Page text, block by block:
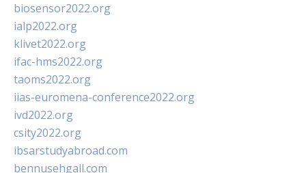
biosensor2022.org
ialp2022.org
klivet2022.org
ifac-hms2022.org
taoms2022.org
iias-euromena-conference2022.org
ivd2022.org
csity2022.org
ibsarstudyabroad.com
bennusehgall.com